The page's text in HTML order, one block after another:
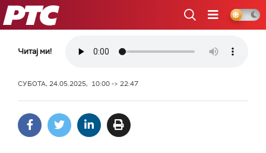
РТС
Читај ми!
СУБОТА, 24.05.2025, 10:00 -> 22:47